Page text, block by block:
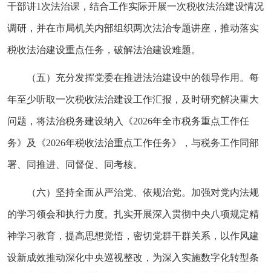
干部讲1次法治课，结合工作实际开展一次税收法治建设情况
调研，并在市局机关内部组织两次法治专题讲座，推动落实
税收法治建设重点任务，破解法治建设难题。
（五）充分发挥党委在推进法治建设中的领导作用。每
年至少听取一次税收法治建设工作汇报，及时研究解决重大
问题，将法治税务建设纳入《2026年全市税务重点工作任
务》及《2026年税收法治重点工作任务》，与税务工作同部
署、同推进、同督促、同考核。
（六）坚持全面从严治党、依规治党。加强对党内法规
的学习领会和执行力度。扎实开展深入贯彻中央八项规定精
神学习教育，提高思想觉悟，密切党群干群关系，以作风建
设新成效推动深化中央巡视整改，为深入实施数字化转型条